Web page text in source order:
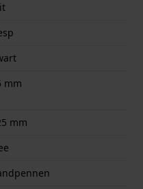
mm
mm